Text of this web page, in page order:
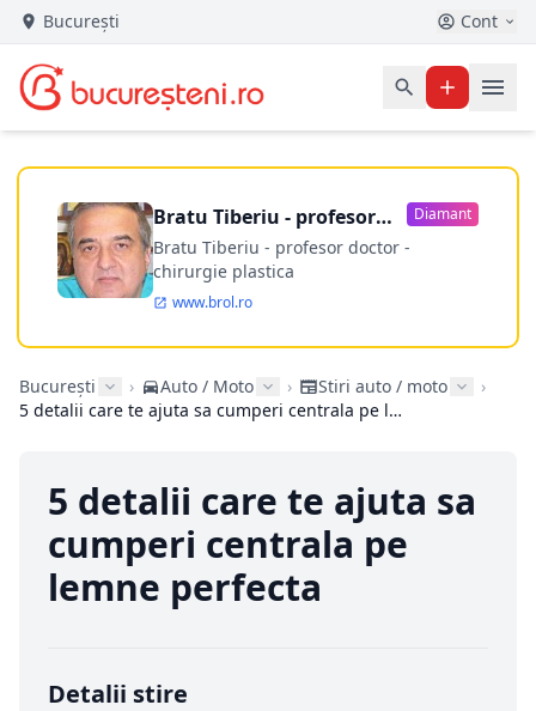
București Cont
Bratu Tiberiu - profesor
doctor
Diamant
Bratu Tiberiu - profesor doctor -
chirurgie plastica
www.brol.ro
București › Auto / Moto › Stiri auto / moto
›
5 detalii care te ajuta sa cumperi centrala pe lemne perfecta
5 detalii care te ajuta sa
cumperi centrala pe
lemne perfecta
Detalii stire